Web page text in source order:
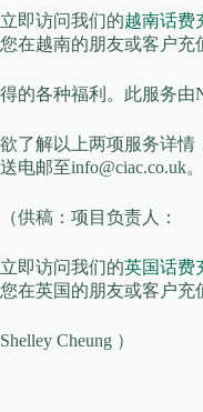
立即访问我们的越南话费
您在越南的朋友或客户充
得的各种福利。此服务由
欲了解以上两项服务详情
送电邮至info@ciac.co.uk。
（供稿：项目负责人：
立即访问我们的英国话费
您在英国的朋友或客户充
Shelley Cheung ）